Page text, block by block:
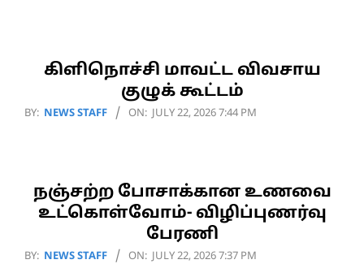
கிளிநொச்சி மாவட்ட விவசாய
குழுக் கூட்டம்
2026-
BY: NEWS STAFF ON: JULY 22, 2026 7:44 PM
நஞ்சற்ற போசாக்கான உணவை
உட்கொள்வோம்- விழிப்புணர்வு
பேரணி
2026-
BY: NEWS STAFF ON: JULY 22, 2026 7:37 PM